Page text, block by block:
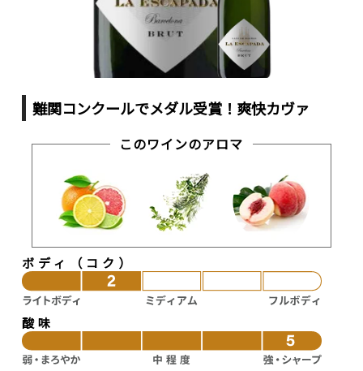
難関コンクールでメダル受賞！爽快カヴァ
このワインのアロマ
ボディ（コク）
酸味